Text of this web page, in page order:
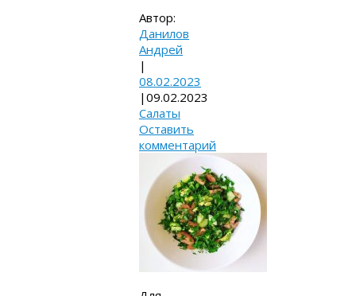
Автор:
Данилов
Андрей
|
08.02.2023
| 09.02.2023
Салаты
Оставить
комментарий